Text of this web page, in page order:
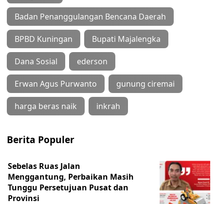
Badan Penanggulangan Bencana Daerah
BPBD Kuningan Bupati Majalengka
Dana Sosial ederson
Erwan Agus Purwanto gunung ciremai
harga beras naik inkrah
Berita Populer
Sebelas Ruas Jalan
Menggantung, Perbaikan Masih
Tunggu Persetujuan Pusat dan
Provinsi